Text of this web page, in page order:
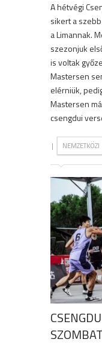
A hétvégi
sikert a
a Limannak.
szezonjuk
is voltak
Mastersen
elérniük,
Mastersen
csengdui
| NEMZETKÖZI